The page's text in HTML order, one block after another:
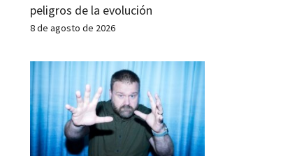
peligros de la evolución
8 de agosto de 2026